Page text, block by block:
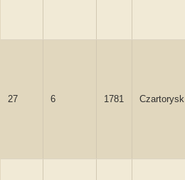
27 6 1781 Czartorysk